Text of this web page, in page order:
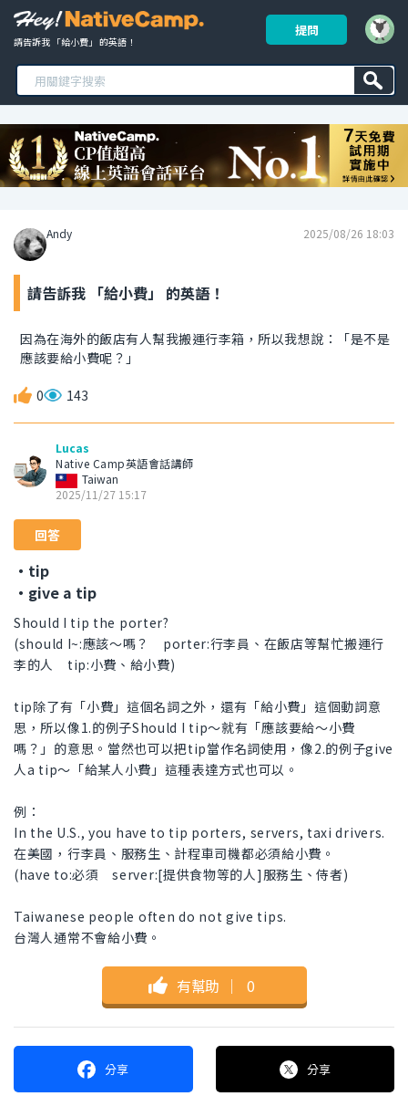
請告訴我 「給小費」 的英語！
提問
Andy 2025/08/26 18:03
請告訴我 「給小費」 的英語！
因為在海外的飯店有人幫我搬運行李箱，所以我想說：「是不是
應該要給小費呢？」
0 143
Lucas
Native Camp英語會話講師
Taiwan
2025/11/27 15:17
回答
・tip
・give a tip
Should I tip the porter?
(should I~:應該～嗎？ porter:行李員、在飯店等幫忙搬運行
李的人 tip:小費、給小費)
tip除了有「小費」這個名詞之外，還有「給小費」這個動詞意
思，所以像1.的例子Should I tip～就有「應該要給～小費
嗎？」的意思。當然也可以把tip當作名詞使用，像2.的例子give
人a tip～「給某人小費」這種表達方式也可以。
例：
In the U.S., you have to tip porters, servers, taxi drivers.
在美國，行李員、服務生、計程車司機都必須給小費。
(have to:必須 server:[提供食物等的人]服務生、侍者)
Taiwanese people often do not give tips.
台灣人通常不會給小費。
有幫助 ｜ 0
分享 分享